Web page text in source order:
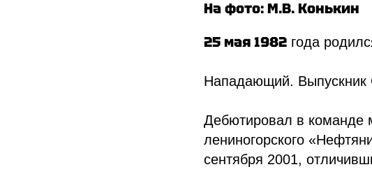
На фото: М.В. Конькин
25 мая 1982 года
Нападающий.
Дебютировал в команде
лениногорского
сентября 2001,